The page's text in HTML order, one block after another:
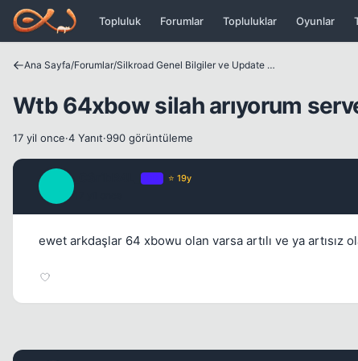
Icerige atla
Topluluk Forumlar Topluluklar Oyunlar
Ana Sayfa/Forumlar/ Silkroad Genel Bilgiler ve Update Bilgileri
Wtb 64xbow silah arıyorum
17 yil once·4 Yanıt·990 görüntüleme
⭐ 19y
ewet arkdaşlar 64 xbowu olan varsa artılı ve ya artısız